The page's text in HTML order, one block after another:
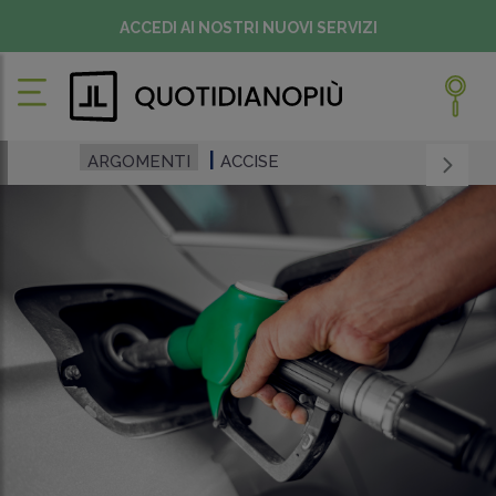
ACCEDI AI NOSTRI NUOVI SERVIZI
ARGOMENTI ACCISE